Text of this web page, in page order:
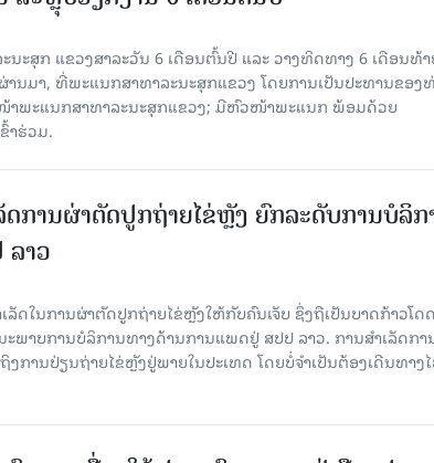
ນະສຸກ ແຂວງສາລະວັນ 6 ເດືອນຕົ້ນປີ ແລະ ວາງທິດທາງ 6 ເດືອນທ້
ນມາ, ທີ່ພະແນກສາທາລະນະສຸກແຂວງ ໂດຍການເປັນປະທານຂອງ
າພະແນກສາທາລະນະສຸກແຂວງ; ມີຫົວໜ້າພະແນກ ພ້ອມດ້ວຍ
າຮ່ວມ.
ການຜ່າຕັດປູກຖ່າຍໄຂ່ຫຼັງ ຍົກລະດັບການບໍລິກ
າວ
ດໃນການຜ່າຕັດປູກຖ່າຍໄຂ່ຫຼັງໃຫ້ກັບຄົນເຈັບ ຊຶ່ງຖືເປັນບາດກ້າວໂດ
ພາບການບໍລິການທາງດ້ານການແພດຢູ່ ສປປ ລາວ. ການສໍາເລັດກາ
ງການປ່ຽນຖ່າຍໄຂ່ຫຼັງຢູ່ພາຍໃນປະເທດ ໂດຍບໍ່ຈໍາເປັນຕ້ອງເດີນທາງ